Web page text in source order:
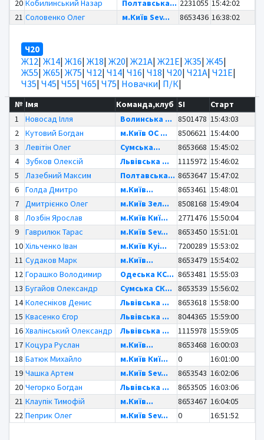
20 Кобилинський Назар Полтавська... 2231055 15:42:02
21 Соловенко Олег м.Київ Sev... 8653436 16:38:02
Ч20
Ж12| Ж14| Ж16| Ж18| Ж20| Ж21А| Ж21Е| Ж35| Ж45|
Ж55| Ж65| Ж75| Ч12| Ч14| Ч16| Ч18| Ч20| Ч21А| Ч21Е|
Ч35| Ч45| Ч55| Ч65| Ч75| Новачки| П/К|
№ Імя Команда,клуб SI
Старт
1
Новосад Ілля Волинська ... 8501478 15:43:03
2
Кутовий Богдан м.Київ OC ... 8506621 15:44:00
3
Левітін Олег Сумська... 8653668 15:45:02
4
Зубков Олексій Львівська ... 1115972 15:46:02
5
Лазебний Максим Полтавська... 8653647 15:47:02
6
Голда Дмитро м.Київ... 8653461 15:48:01
7
Дмитрієнко Олег м.Київ Зел... 8508168 15:49:04
8
Лозбін Ярослав м.Київ Киї... 2771476 15:50:04
9
Гаврилюк Тарас м.Київ Sev... 8653450 15:51:01
10 Хільченко Іван м.Київ Kyi... 7200289 15:53:02
11 Судаков Марк м.Київ... 8653479 15:54:02
12 Горашко Володимир Одеська КС... 8653481 15:55:03
13 Бугайов Олександр Сумська СК... 8653539 15:56:02
14 Колесніков Денис Львівська ... 8653618 15:58:00
15 Квасенко Єгор Львівська ... 8044365 15:59:00
16 Хвалінський Олександр Львівська ... 1115978 15:59:05
17 Коцура Руслан м.Київ... 8653468 16:00:03
18 Батюк Михайло м.Київ Киї... 0
16:01:00
19 Чашка Артем м.Київ Sev... 8653543 16:02:06
20 Чегорко Богдан Львівська ... 8653505 16:03:06
21 Клаупік Тимофій м.Київ... 8653467 16:04:05
22 Пеприк Олег м.Київ Sev... 0 16:51:52